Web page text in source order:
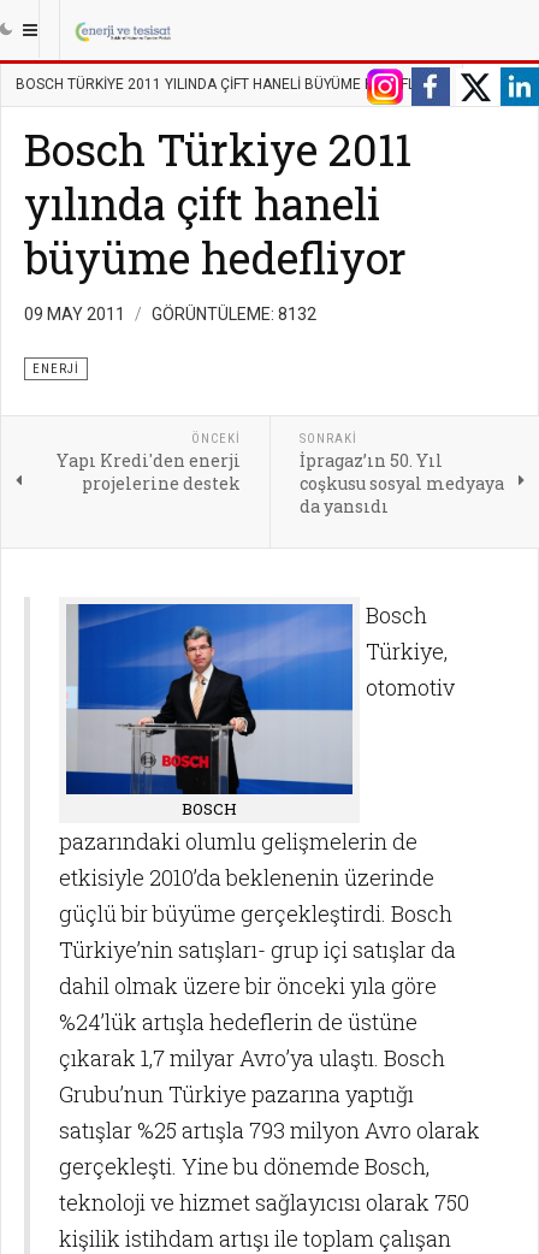
||| ANASAYFA ENERJI
BOSCH TÜRKIYE 2011 YILINDA ÇIFT HANELI BÜYÜME HEDEFLIYOR
Bosch Türkiye 2011
yılında çift haneli
büyüme hedefliyor
09 MAY 2011 GÖRÜNTÜLEME: 8132
ENERJI
ÖNCEKI
Yapı Kredi'den enerji
projelerine destek
SONRAKI
İpragaz’ın 50. Yıl
coşkusu sosyal medyaya
da yansıdı
BOSCH
Bosch
Türkiye,
otomotiv
pazarındaki olumlu gelişmelerin de
etkisiyle 2010’da beklenenin üzerinde
güçlü bir büyüme gerçekleştirdi. Bosch
Türkiye’nin satışları- grup içi satışlar da
dahil olmak üzere bir önceki yıla göre
%24’lük artışla hedeflerin de üstüne
çıkarak 1,7 milyar Avro’ya ulaştı. Bosch
Grubu’nun Türkiye pazarına yaptığı
satışlar %25 artışla 793 milyon Avro olarak
gerçekleşti. Yine bu dönemde Bosch,
teknoloji ve hizmet sağlayıcısı olarak 750
kişilik istihdam artışı ile toplam çalışan